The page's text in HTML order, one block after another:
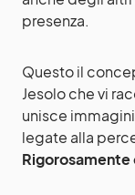
presenza.
Questo il
Jesolo che vi
unisce
legate alla
Rigorosamente